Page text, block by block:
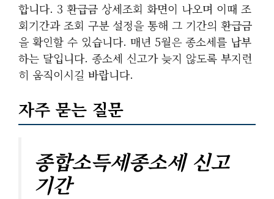
합니다. 3 환급금 상세조회 화면이 나오며 이때 조
회기간과 조회 구분 설정을 통해 그 기간의 환급금
을 확인할 수 있습니다. 매년 5월은 종소세를 납부
하는 달입니다. 종소세 신고가 늦지 않도록 부지런
히 움직이시길 바랍니다.
자주 묻는 질문
종합소득세종소세 신고
기간